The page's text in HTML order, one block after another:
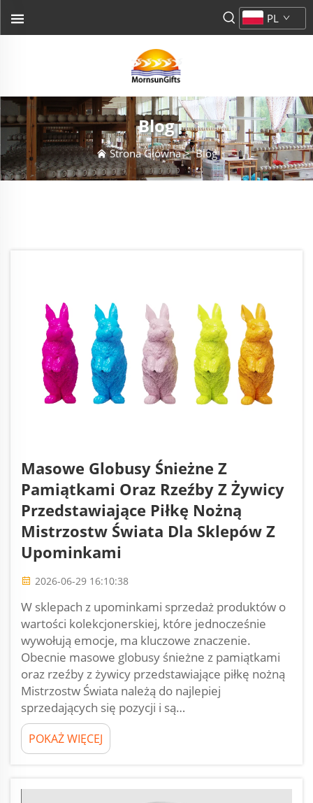
PL
Blog
Strona Główna>Blog
Masowe Globusy Śnieżne Z
Pamiątkami Oraz Rzeźby Z Żywicy
Przedstawiające Piłkę Nożną
Mistrzostw Świata Dla Sklepów Z
Upominkami
2026-06-29 16:10:38
W sklepach z upominkami sprzedaż produktów o
wartości kolekcjonerskiej, które jednocześnie
wywołują emocje, ma kluczowe znaczenie.
Obecnie masowe globusy śnieżne z pamiątkami
oraz rzeźby z żywicy przedstawiające piłkę nożną
Mistrzostw Świata należą do najlepiej
sprzedających się pozycji i są…
POKAŻ WIĘCEJ